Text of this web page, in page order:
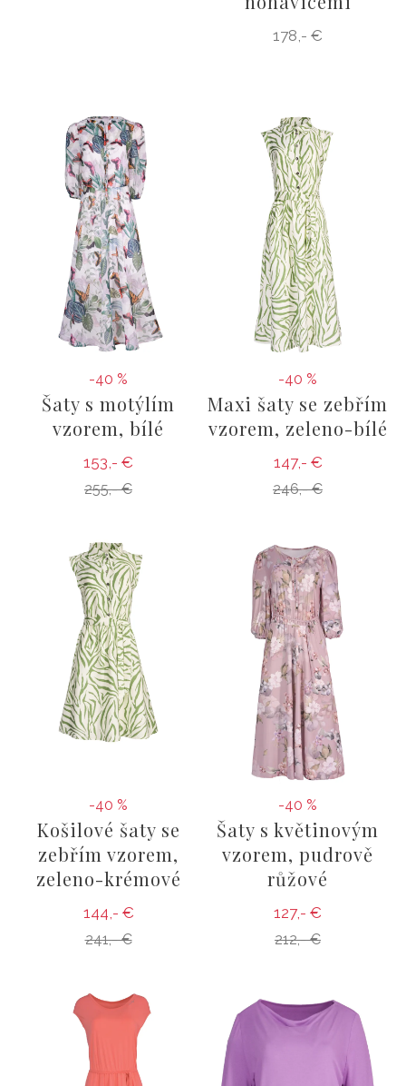
178,- €
-40 %
Šaty s motýlím
vzorem, bílé
153,- €
255,- €
-40 %
Maxi šaty se zebřím
vzorem, zeleno-bílé
147,- €
246,- €
-40 %
Košilové šaty se
zebřím vzorem,
zeleno-krémové
144,- €
241,- €
-40 %
Šaty s květinovým
vzorem, pudrově
růžové
127,- €
212,- €